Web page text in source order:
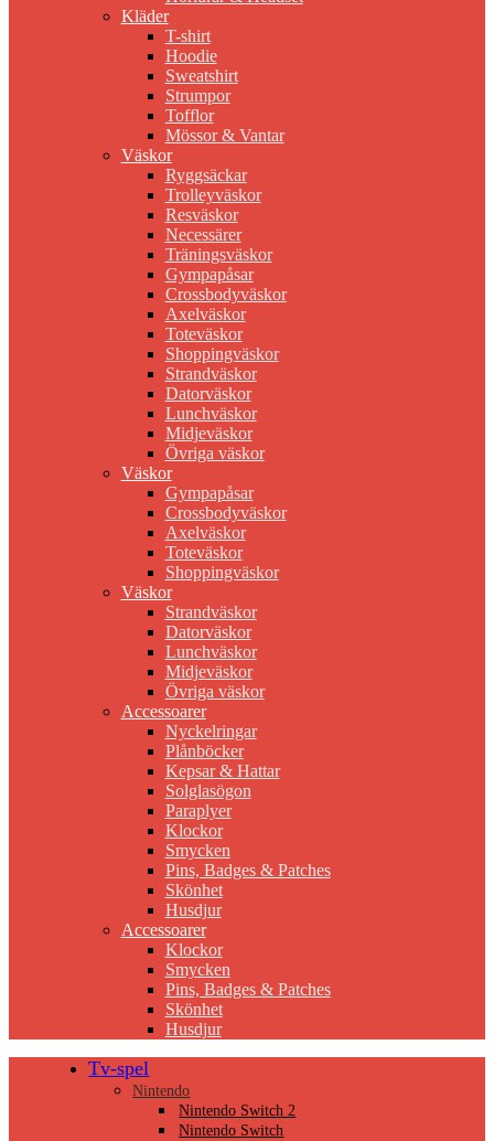
Kläder
T-shirt
Hoodie
Sweatshirt
Strumpor
Tofflor
Mössor & Vantar
Väskor
Ryggsäckar
Trolleyväskor
Resväskor
Necessärer
Träningsväskor
Gympapåsar
Crossbodyväskor
Axelväskor
Toteväskor
Shoppingväskor
Strandväskor
Datorväskor
Lunchväskor
Midjeväskor
Övriga väskor
Väskor
Gympapåsar
Crossbodyväskor
Axelväskor
Toteväskor
Shoppingväskor
Väskor
Strandväskor
Datorväskor
Lunchväskor
Midjeväskor
Övriga väskor
Accessoarer
Nyckelringar
Plånböcker
Kepsar & Hattar
Solglasögon
Paraplyer
Klockor
Smycken
Pins, Badges & Patches
Skönhet
Husdjur
Accessoarer
Klockor
Smycken
Pins, Badges & Patches
Skönhet
Husdjur
Tv-spel
Nintendo
Nintendo Switch 2
Nintendo Switch